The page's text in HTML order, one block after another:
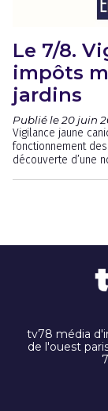
Le 7/8.
impôts
jardins
Publié le 20 juin
Vigilance jaune
fonctionnement
découverte d’une
tv78 média
de l'ouest